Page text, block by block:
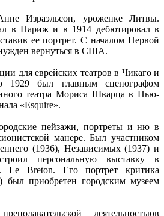
Израэльсон, уроженке Литвы.
в Париж и в 1914 дебютировал в
ее портрет. С началом Первой
вернуться в США.
для еврейских театров в Чикаго и
был главным сценографом
театра Мориса Шварца в Нью-
«Esquire».
пейзажи, портреты и ню в
манере. Был участником
(1936), Независимых (1937) и
персональную выставку в
Le Breton. Его портрет критика
был приобретен городским музеем
деятельностьюв